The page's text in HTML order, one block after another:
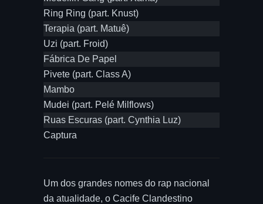
Ring Ring (part. Knust)
Terapia (part. Matuê)
Uzi (part. Froid)
Fábrica De Papel
Pivete (part. Class A)
Mambo
Mudei (part. Pelé Milflows)
Ruas Escuras (part. Cynthia Luz)
Captura
Um dos grandes nomes do rap nacional
da atualidade, o Cacife Clandestino